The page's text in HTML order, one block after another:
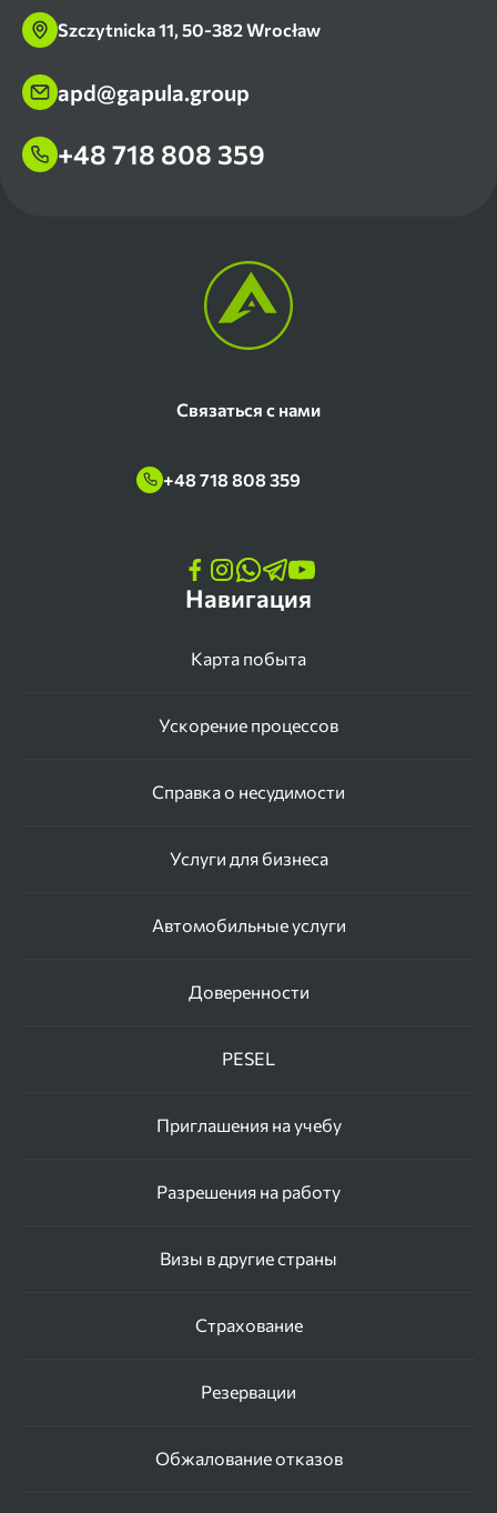
Szczytnicka 11, 50-382 Wrocław
apd@gapula.group
+48 718 808 359
Связаться с нами
+48 718 808 359
Навигация
Карта побыта
Услуги для бизнеса
PESEL
Визы в другие страны
Обжалование отказов
Ускорение процессов
Автомобильные услуги
Приглашения на учебу
Страхование
Справка о несудимости
Доверенности
Разрешения на работу
Резервации